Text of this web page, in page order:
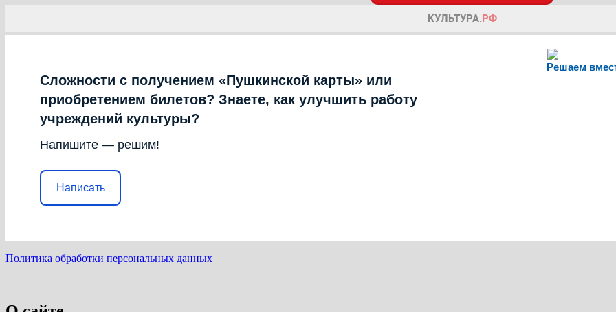
Решаем
Сложности с получением «Пушкинской карты» или
приобретением билетов? Знаете, как улучшить работу
учреждений культуры?
Напишите — решим!
Написать
Политика обработки персональных данных